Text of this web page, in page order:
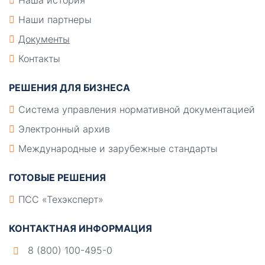
Наши партнеры
Документы
Контакты
РЕШЕНИЯ ДЛЯ БИЗНЕСА
Система управления нормативной документацией
Электронный архив
Международные и зарубежные стандарты
ГОТОВЫЕ РЕШЕНИЯ
ПСС «Техэксперт»
КОНТАКТНАЯ ИНФОРМАЦИЯ
8 (800) 100-495-0